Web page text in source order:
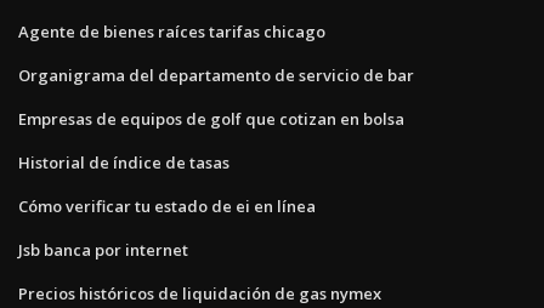
Agente de bienes raíces tarifas chicago
Organigrama del departamento de servicio de bar
Empresas de equipos de golf que cotizan en bolsa
Historial de índice de tasas
Cómo verificar tu estado de ei en línea
Jsb banca por internet
Precios históricos de liquidación de gas nymex